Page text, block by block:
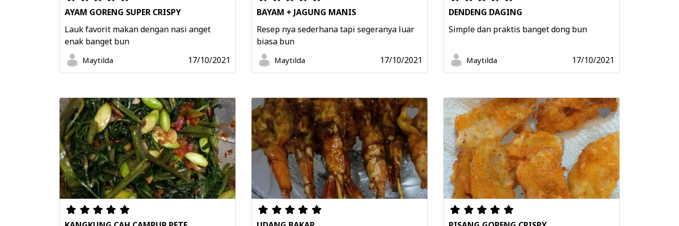
AYAM GORENG SUPER CRISPY
Lauk favorit makan dengan nasi anget
enak banget bun
Maytilda 17/10/2021
BAYAM + JAGUNG MANIS
Resep nya sederhana tapi segeranya luar
biasa bun
Maytilda 17/10/2021
DENDENG DAGING
Simple dan praktis banget dong bun
Maytilda 17/10/2021